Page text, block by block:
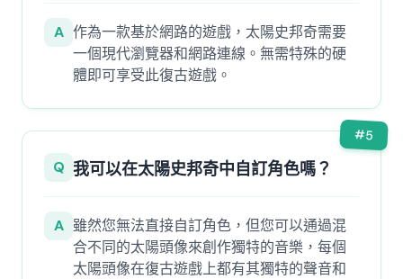
A 作為一款基於網路的遊戲，太陽史邦奇需要
一個現代瀏覽器和網路連線。無需特殊的硬
體即可享受此復古遊戲。
#5
Q 我可以在太陽史邦奇中自訂角色嗎？
A 雖然您無法直接自訂角色，但您可以通過混
合不同的太陽頭像來創作獨特的音樂，每個
太陽頭像在復古遊戲上都有其獨特的聲音和